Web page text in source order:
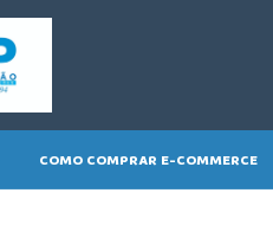
COMO COMPRAR E-COMMERCE